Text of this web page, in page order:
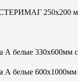
250х200
А белые
А белые